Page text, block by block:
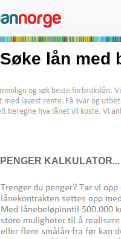
Søke lån med
PENGER KALKULATOR...